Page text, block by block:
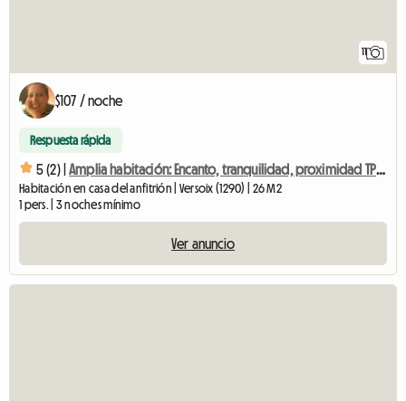
11
$107 / noche
Respuesta rápida
5 (2) | Amplia habitación: Encanto, tranquilidad, proximidad TPG/CFF
Habitación en casa del anfitrión | Versoix (1290) | 26 M2
1 pers. | 3 noches mínimo
Ver anuncio